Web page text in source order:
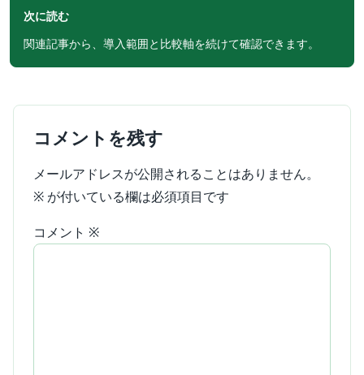
次に読む
関連記事から、導入範囲と比較軸を続けて確認できます。
コメントを残す
メールアドレスが公開されることはありません。
※ が付いている欄は必須項目です
コメント ※